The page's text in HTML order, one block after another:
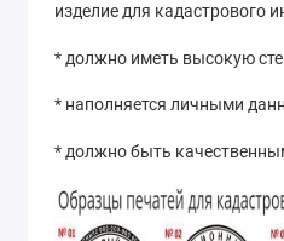
изделие для кадастрового
* должно иметь высокую
* наполняется личными
* должно быть